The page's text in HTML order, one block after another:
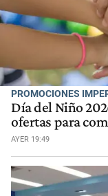
PROMOCIONES
Día del Niño
ofertas para
AYER 19:49